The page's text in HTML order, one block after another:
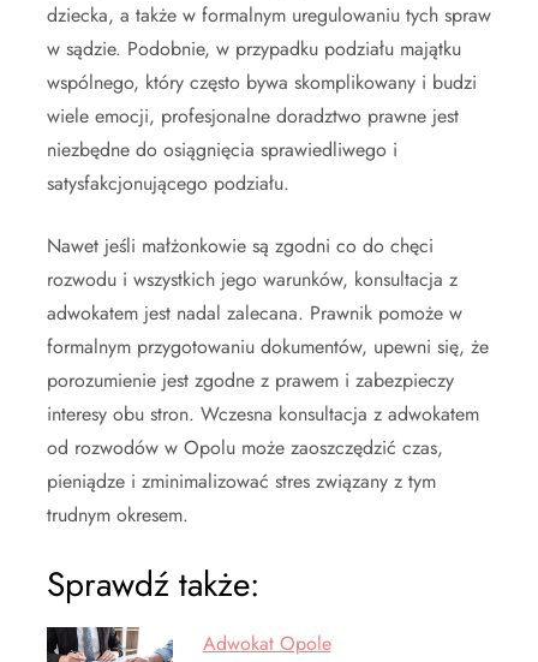
dziecka, a także w formalnym uregulowaniu tych spraw
w sądzie. Podobnie, w przypadku podziału majątku
wspólnego, który często bywa skomplikowany i budzi
wiele emocji, profesjonalne doradztwo prawne jest
niezbędne do osiągnięcia sprawiedliwego i
satysfakcjonującego podziału.
Nawet jeśli małżonkowie są zgodni co do chęci
rozwodu i wszystkich jego warunków, konsultacja z
adwokatem jest nadal zalecana. Prawnik pomoże w
formalnym przygotowaniu dokumentów, upewni się, że
porozumienie jest zgodne z prawem i zabezpieczy
interesy obu stron. Wczesna konsultacja z adwokatem
od rozwodów w Opolu może zaoszczędzić czas,
pieniądze i zminimalizować stres związany z tym
trudnym okresem.
Sprawdź także:
Adwokat Opole